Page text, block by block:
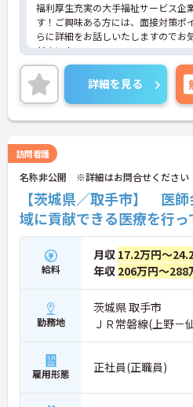
福利厚生充実の大手福祉サービス企
す！ご興味ある方には、面接対策ポ
らに詳細をお話しいたしますのでお
ださい！
詳細を見る
訪問看護
名称非公開 ※詳細はお問合せください
【茨城県／取手市】 医
域に貢献できる医療を行
給料
月収 17.2万円～
年収 206万円～288
勤務地
茨城県 取手市
ＪＲ常磐線(上野－
雇用形態 正社員(正職員)